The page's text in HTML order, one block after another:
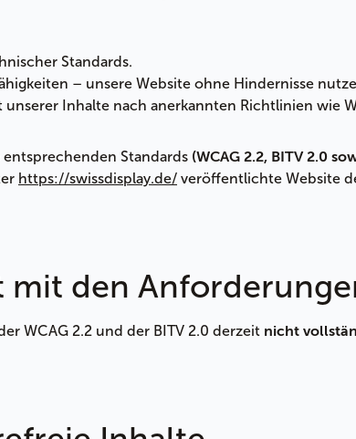
Standards.
– unsere Website ohne Hindernisse
Inhalte nach anerkannten Richtlinien wie
Standards (WCAG 2.2, BITV 2.0
https://swissdisplay.de/ veröffentlichte Website
mit den
WCAG 2.2 und der BITV 2.0 derzeit nicht